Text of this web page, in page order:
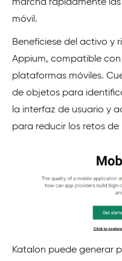
marcha rápidamente
móvil.
Benefíciese del activo y
Appium, compatible
plataformas móviles.
de objetos para
la interfaz de usuario y
para reducir los retos
Katalon puede generar